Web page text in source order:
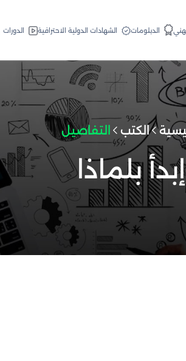
الدبلومات الشهادات الدولية الاحترافية الدورات
الكتب التفاصيل
إبدأ بلماذا